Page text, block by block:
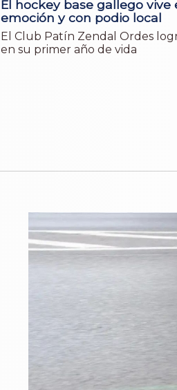
El hockey base gallego
emoción y con podio local
El Club Patín Zendal Ordes
en su primer año de vida